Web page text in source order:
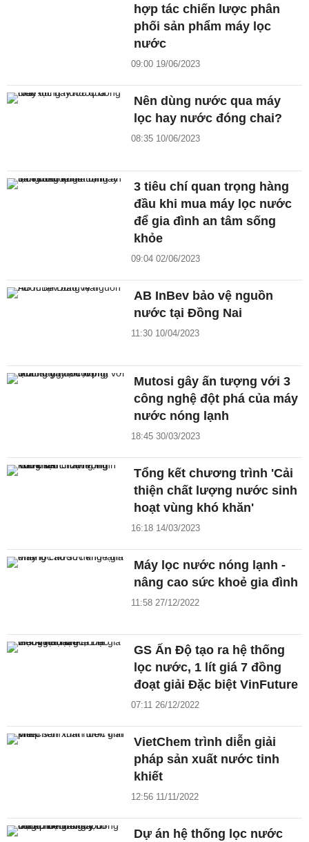
hợp tác chiến lược phân
phối sản phẩm máy lọc
nước
09:00 19/06/2023
Nên dùng nước qua máy
lọc hay nước đóng chai?
08:35 10/06/2023
3 tiêu chí quan trọng hàng
đầu khi mua máy lọc nước
để gia đình an tâm sống
khỏe
09:04 02/06/2023
AB InBev bảo vệ nguồn
nước tại Đồng Nai
11:30 10/04/2023
Mutosi gây ấn tượng với 3
công nghệ đột phá của máy
nước nóng lạnh
18:45 30/03/2023
Tổng kết chương trình 'Cải
thiện chất lượng nước sinh
hoạt vùng khó khăn'
16:18 14/03/2023
Máy lọc nước nóng lạnh -
nâng cao sức khoẻ gia đình
11:58 27/12/2022
GS Ấn Độ tạo ra hệ thống
lọc nước, 1 lít giá 7 đồng
đoạt giải Đặc biệt VinFuture
07:11 26/12/2022
VietChem trình diễn giải
pháp sản xuất nước tinh
khiết
12:56 11/11/2022
Dự án hệ thống lọc nước